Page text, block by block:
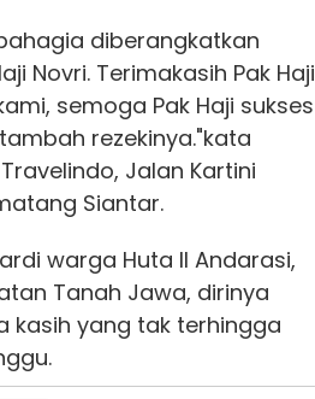
diberangkatkan
Novri. Terimakasih Pak Haji
semoga Pak Haji sukses
rezekinya."kata
Jalan Kartini
Siantar.
warga Huta II Andarasi,
Tanah Jawa, dirinya
kasih yang tak terhingga